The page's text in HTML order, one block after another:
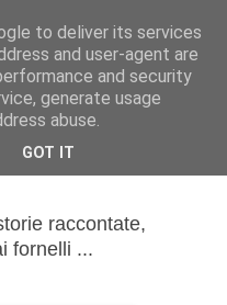
è ciò che cucina?
raccontate,
fornelli ...
to deliver its services
and user-agent are
and security
generate usage
abuse.
GOT IT